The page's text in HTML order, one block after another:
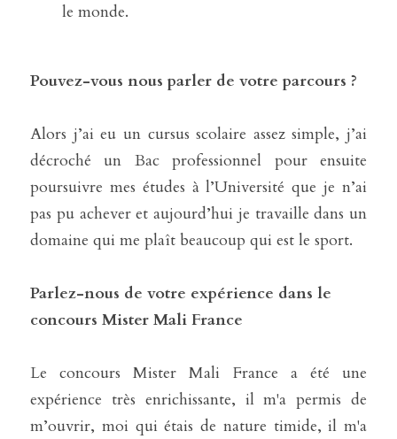
le monde.
Pouvez-vous nous parler de votre parcours ?
Alors j’ai eu un cursus scolaire assez simple, j’ai
décroché un Bac professionnel pour ensuite
poursuivre mes études à l’Université que je n’ai
pas pu achever et aujourd’hui je travaille dans un
domaine qui me plaît beaucoup qui est le sport.
Parlez-nous de votre expérience dans le
concours Mister Mali France
Le concours Mister Mali France a été une
expérience très enrichissante, il m'a permis de
m’ouvrir, moi qui étais de nature timide, il m'a